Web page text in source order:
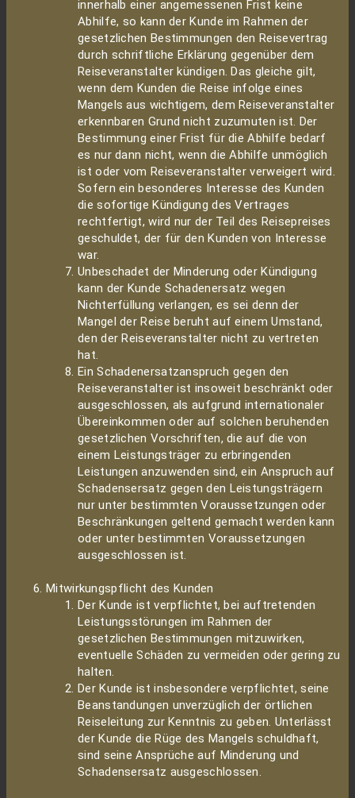
innerhalb einer angemessenen Frist keine
Abhilfe, so kann der Kunde im Rahmen der
gesetzlichen Bestimmungen den Reisevertrag
durch schriftliche Erklärung gegenüber dem
Reiseveranstalter kündigen. Das gleiche gilt,
wenn dem Kunden die Reise infolge eines
Mangels aus wichtigem, dem Reiseveranstalter
erkennbaren Grund nicht zuzumuten ist. Der
Bestimmung einer Frist für die Abhilfe bedarf
es nur dann nicht, wenn die Abhilfe unmöglich
ist oder vom Reiseveranstalter verweigert wird.
Sofern ein besonderes Interesse des Kunden
die sofortige Kündigung des Vertrages
rechtfertigt, wird nur der Teil des Reisepreises
geschuldet, der für den Kunden von Interesse
war.
Unbeschadet der Minderung oder Kündigung
kann der Kunde Schadenersatz wegen
Nichterfüllung verlangen, es sei denn der
Mangel der Reise beruht auf einem Umstand,
den der Reiseveranstalter nicht zu vertreten
hat.
Ein Schadenersatzanspruch gegen den
Reiseveranstalter ist insoweit beschränkt oder
ausgeschlossen, als aufgrund internationaler
Übereinkommen oder auf solchen beruhenden
gesetzlichen Vorschriften, die auf die von
einem Leistungsträger zu erbringenden
Leistungen anzuwenden sind, ein Anspruch auf
Schadensersatz gegen den Leistungsträgern
nur unter bestimmten Voraussetzungen oder
Beschränkungen geltend gemacht werden kann
oder unter bestimmten Voraussetzungen
ausgeschlossen ist.
Mitwirkungspflicht des Kunden
Der Kunde ist verpflichtet, bei auftretenden
Leistungsstörungen im Rahmen der
gesetzlichen Bestimmungen mitzuwirken,
eventuelle Schäden zu vermeiden oder gering zu
halten.
Der Kunde ist insbesondere verpflichtet, seine
Beanstandungen unverzüglich der örtlichen
Reiseleitung zur Kenntnis zu geben. Unterlässt
der Kunde die Rüge des Mangels schuldhaft,
sind seine Ansprüche auf Minderung und
Schadensersatz ausgeschlossen.